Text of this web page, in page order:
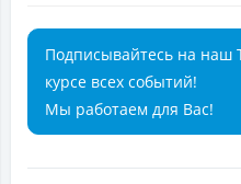
Подписывайтесь на наш
курсе всех событий!
Мы работаем для Вас!